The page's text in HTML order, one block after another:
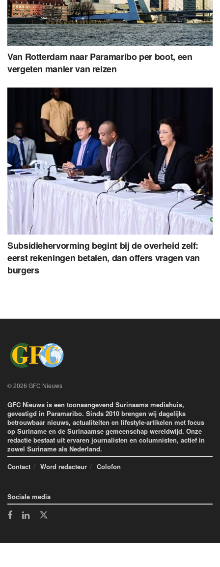
Van Rotterdam naar Paramaribo per boot, een
vergeten manier van reizen
Subsidiehervorming begint bij de overheid zelf:
eerst rekeningen betalen, dan offers vragen van
burgers
© 2026 GFC Nieuws
GFC Nieuws is een toonaangevend Surinaams mediahuis,
gevestigd in Paramaribo. Sinds 2010 brengen wij dagelijks
betrouwbaar nieuws, actualiteiten en lifestyle-artikelen met focus
op Suriname en de Surinaamse gemeenschap wereldwijd. Onze
redactie bestaat uit ervaren journalisten en columnisten, actief in
zowel Suriname als Nederland.
Contact
Word redacteur Colofon
Sociale media